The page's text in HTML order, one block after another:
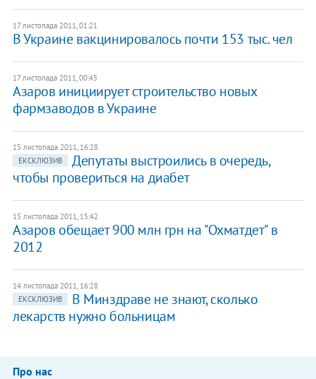
17 листопада 2011, 01:21
​В Украине вакцинировалось почти 153 тыс. чел
17 листопада 2011, 00:45
​Азаров инициирует строительство новых
фармзаводов в Украине
15 листопада 2011, 16:28
ЕКСКЛЮЗИВ
Депутаты выстроились в очередь,
чтобы провериться на диабет
15 листопада 2011, 15:42
Азаров обещает 900 млн грн на "Охматдет" в
2012
14 листопада 2011, 16:28
ЕКСКЛЮЗИВ
В Минздраве не знают, сколько
лекарств нужно больницам
Про нас